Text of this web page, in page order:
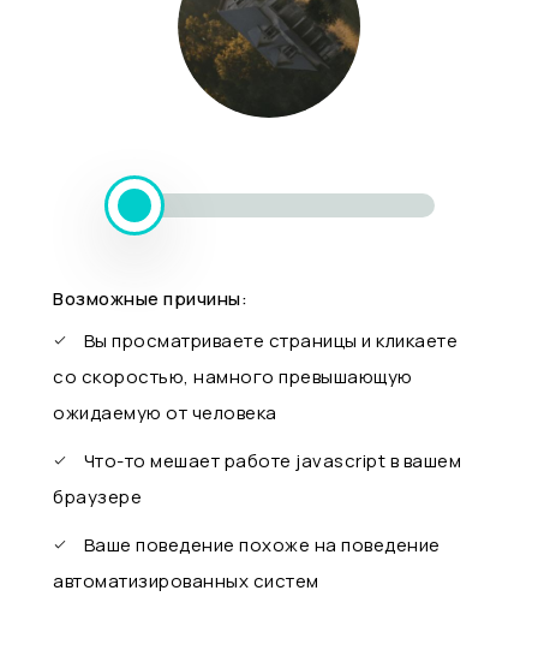
Возможные причины:
Вы просматриваете страницы и кликаете
со скоростью, намного превышающую
ожидаемую от человека
Что-то мешает работе javascript в вашем
браузере
Ваше поведение похоже на поведение
автоматизированных систем